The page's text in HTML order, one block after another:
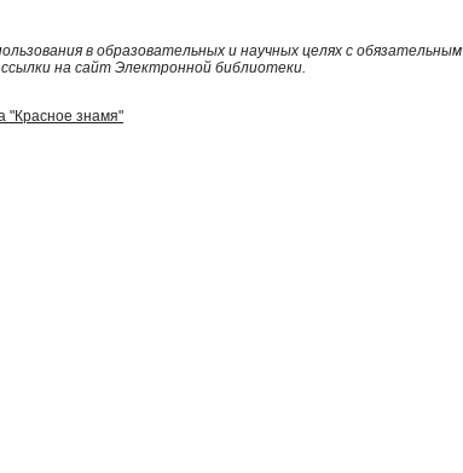
в образовательных и научных целях с обязательным
на сайт Электронной библиотеки.
"Красное знамя"